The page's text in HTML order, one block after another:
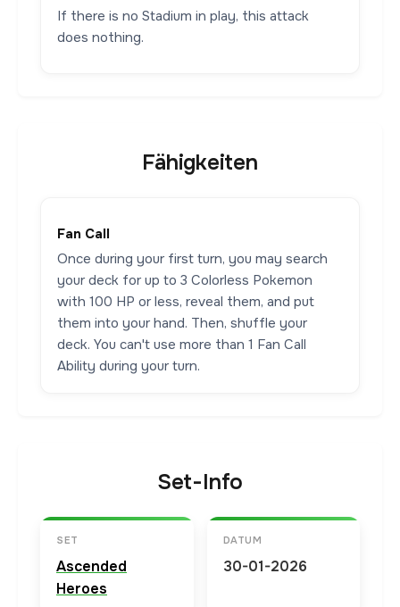
If there is no Stadium in play, this attack
does nothing.
Fähigkeiten
Fan Call
Once during your first turn, you may search
your deck for up to 3 Colorless Pokemon
with 100 HP or less, reveal them, and put
them into your hand. Then, shuffle your
deck. You can't use more than 1 Fan Call
Ability during your turn.
Set-Info
SET
Ascended
Heroes
DATUM
30-01-2026